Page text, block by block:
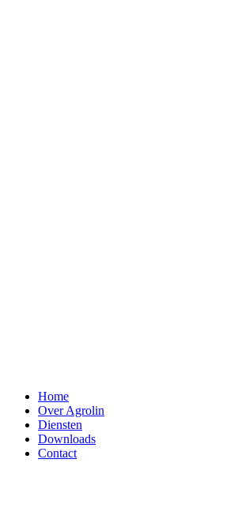
Home
Over Agrolin
Diensten
Downloads
Contact